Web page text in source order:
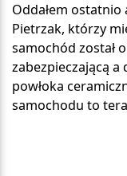
Oddałem
Pietrzak, którzy
samochód został
zabezpieczającą a
powłoka
samochodu to